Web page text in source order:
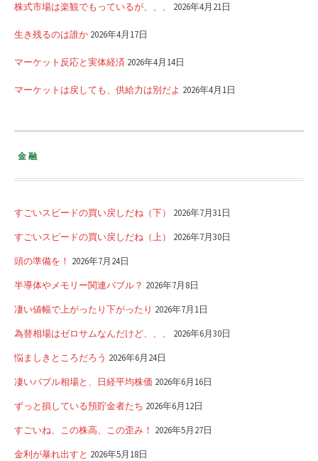
株式市場は楽観でもっているが、、、 2026年4月21日
生き残るのは誰か 2026年4月17日
マーケット反応と実体経済 2026年4月14日
マーケットは戻しても、供給力は別だよ 2026年4月1日
金融
すごいスピードの買い戻しだね（下） 2026年7月31日
すごいスピードの買い戻しだね（上） 2026年7月30日
頭の準備を！ 2026年7月24日
半導体やメモリー関連バブル？ 2026年7月8日
凄い値幅で上がったり下がったり 2026年7月1日
為替相場はゼロサムなんだけど、、、 2026年6月30日
悩ましきところだろう 2026年6月24日
凄いバブル相場と、日経平均株価 2026年6月16日
ずっと損している預貯金者たち 2026年6月12日
すごいね、この株高、この歪み！ 2026年5月27日
金利が暴れ出すと 2026年5月18日